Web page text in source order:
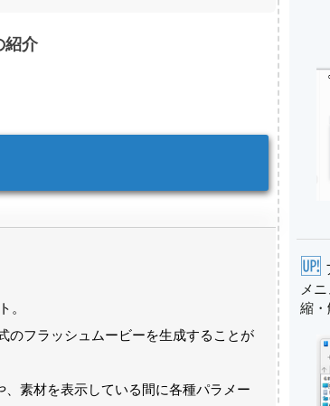
紹介
。
のフラッシュムービーを生成することが
素材を表示している間に各種パラメー